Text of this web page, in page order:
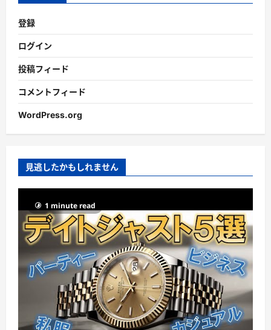
登録
ログイン
投稿フィード
コメントフィード
WordPress.org
見逃したかもしれません
1 minute read